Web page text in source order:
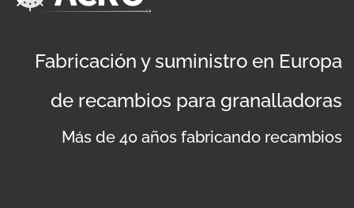
Fabricación y suministro en Europa
de recambios para granalladoras
Más de 40 años fabricando recambios